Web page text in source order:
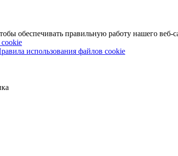
обеспечивать правильную работу нашего веб-
использования файлов cookie